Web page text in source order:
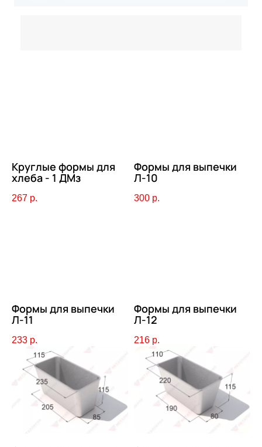
Круглые формы для
хлеба - 1 ДМз
267 р.
Формы для выпечки
Л-10
300 р.
Формы для выпечки
Л-11
233 р.
Формы для выпечки
Л-12
216 р.